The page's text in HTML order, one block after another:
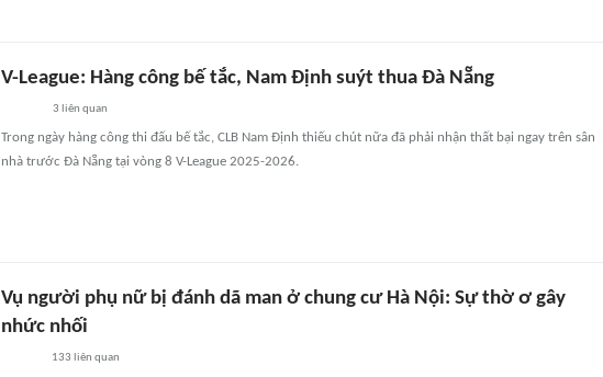
V-League: Hàng công bế tắc, Nam Định suýt thua Đà Nẵng
3 liên quan
Trong ngày hàng công thi đấu bế tắc, CLB Nam Định thiếu chút nữa đã phải nhận thất bại ngay trên sân
nhà trước Đà Nẵng tại vòng 8 V-League 2025-2026.
Vụ người phụ nữ bị đánh dã man ở chung cư Hà Nội: Sự thờ ơ gây
nhức nhối
133 liên quan